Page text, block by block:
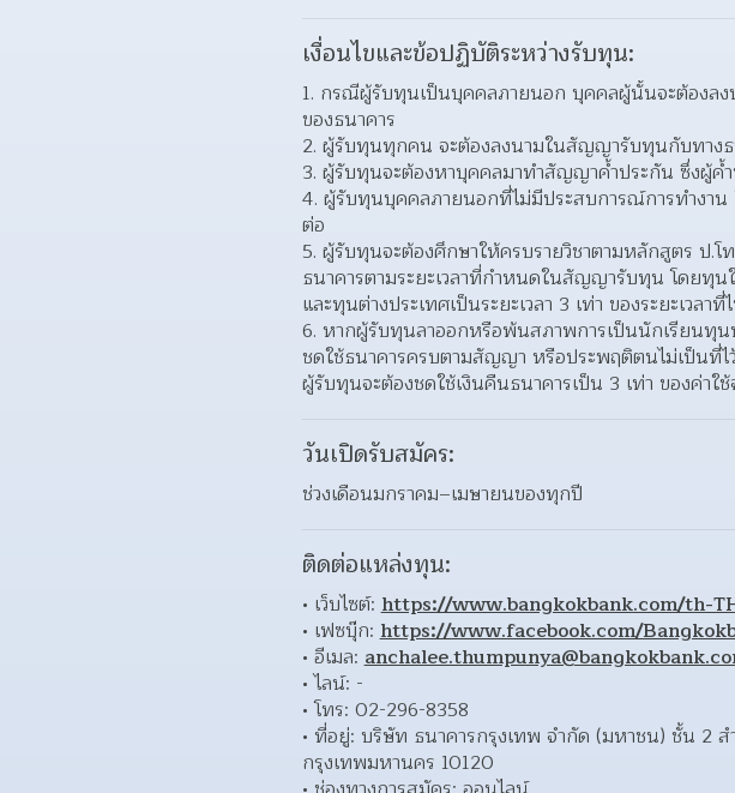
เงื่อนไขและข้อปฏิบัติระหว่างรับทุน:
กรณีผู้รับทุนเป็นบุคคลภายนอก บุคคลผู้นั้นจะต้องลง
ของธนาคาร
ผู้รับทุนทุกคน จะต้องลงนามในสัญญารับทุนกับทางธ
ผู้รับทุนจะต้องหาบุคคลมาทำสัญญาค้ำประกัน ซึ่งผู้
ผู้รับทุนบุคคลภายนอกที่ไม่มีประสบการณ์การทำงาน
ต่อ
ผู้รับทุนจะต้องศึกษาให้ครบรายวิชาตามหลักสูตร ป.
ธนาคารตามระยะเวลาที่กำหนดในสัญญารับทุน โดยทุนใ
และทุนต่างประเทศเป็นระยะเวลา 3 เท่า ของระยะเวล
หากผู้รับทุนลาออกหรือพ้นสภาพการเป็นนักเรียนทุ
ชดใช้ธนาคารครบตามสัญญา หรือประพฤติตนไม่เป็นที่ไ
ผู้รับทุนจะต้องชดใช้เงินคืนธนาคารเป็น 3 เท่า ของค่า
วันเปิดรับสมัคร:
ช่วงเดือนมกราคม–เมษายนของทุกปี
ติดต่อแหล่งทุน:
เว็บไซต์: https://www.bangkokbank.com/th-
เฟซบุ๊ก: https://www.facebook.com/
อีเมล:
ไลน์: -
โทร: 02-296-8358
ที่อยู่: บริษัท ธนาคารกรุงเทพ จำกัด (มหาชน) ชั้น 2 ส
กรุงเทพมหานคร 10120